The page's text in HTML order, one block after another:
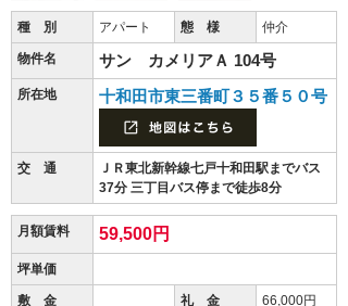
種 別 アパート 態 様 仲介
物件名 サン カメリアＡ 104号
所在地 十和田市東三番町３５番５０号
交 通
ＪＲ東北新幹線七戸十和田駅までバス
37分 三丁目バス停まで徒歩8分
月額賃料 59,500円
坪単価
敷 金 礼 金 66,000円